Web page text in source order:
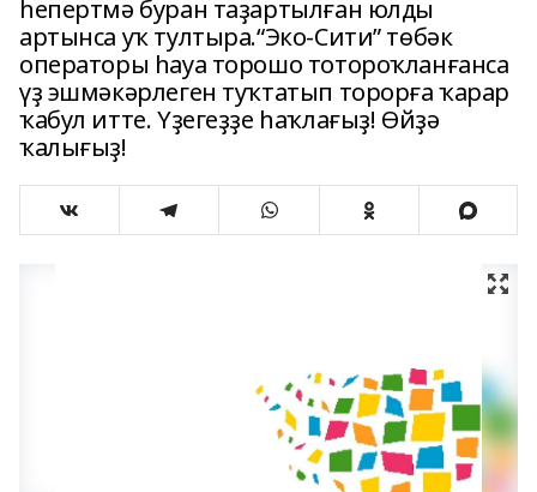
һепертмә буран таҙартылған юлды
артынса уҡ тултыра.“Эко-Сити” төбәк
операторы һауа торошо тотороҡланғанса
үҙ эшмәкәрлеген туҡтатып торорға ҡарар
ҡабул итте. Үҙегеҙҙе һаҡлағыҙ! Өйҙә
ҡалығыҙ!